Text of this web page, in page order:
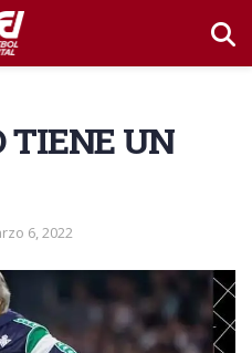
TIENE UN
6, 2022